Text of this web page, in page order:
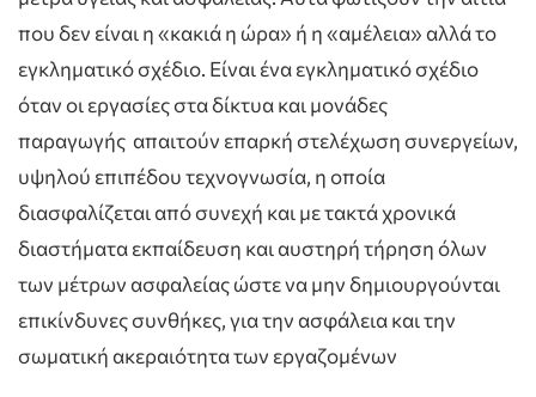
που δεν είναι η «κακιά η ώρα» ή η «αμέλεια» αλλά το
εγκληματικό σχέδιο. Είναι ένα εγκληματικό σχέδιο
όταν οι εργασίες στα δίκτυα και μονάδες
παραγωγής απαιτούν επαρκή στελέχωση συνεργείων,
υψηλού επιπέδου τεχνογνωσία, η οποία
διασφαλίζεται από συνεχή και με τακτά χρονικά
διαστήματα εκπαίδευση και αυστηρή τήρηση όλων
των μέτρων ασφαλείας ώστε να μην δημιουργούνται
επικίνδυνες συνθήκες, για την ασφάλεια και την
σωματική ακεραιότητα των εργαζομένων